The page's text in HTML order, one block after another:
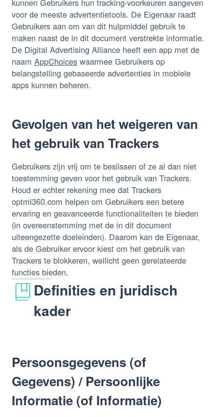
kunnen Gebruikers hun tracking-voorkeuren aangeven
voor de meeste advertentietools. De Eigenaar raadt
Gebruikers aan om van dit hulpmiddel gebruik te
maken naast de in dit document verstrekte informatie.
De Digital Advertising Alliance heeft een app met de
naam AppChoices waarmee Gebruikers op
belangstelling gebaseerde advertenties in mobiele
apps kunnen beheren.
Gevolgen van het weigeren van
het gebruik van Trackers
Gebruikers zijn vrij om te beslissen of ze al dan niet
toestemming geven voor het gebruik van Trackers.
Houd er echter rekening mee dat Trackers
optml360.com helpen om Gebruikers een betere
ervaring en geavanceerde functionaliteiten te bieden
(in overeenstemming met de in dit document
uiteengezette doeleinden). Daarom kan de Eigenaar,
als de Gebruiker ervoor kiest om het gebruik van
Trackers te blokkeren, wellicht geen gerelateerde
functies bieden.
Definities en juridisch
kader
Persoonsgegevens (of
Gegevens) / Persoonlijke
Informatie (of Informatie)